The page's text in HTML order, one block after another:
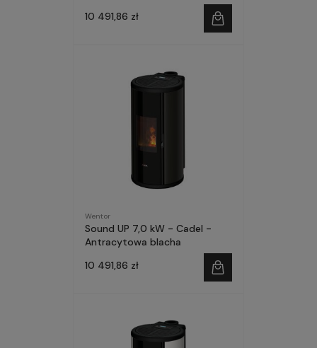
10 491,86 zł
Wentor
Sound UP 7,0 kW - Cadel -
Antracytowa blacha
10 491,86 zł